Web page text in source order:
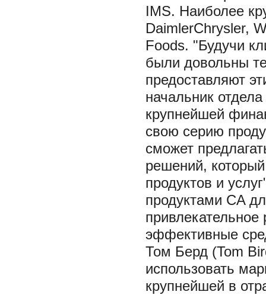
IMS. Наиболее
DaimlerChrysler,
Foods. "Будучи
были довольны
предоставляют
начальник
крупнейшей
свою серию
сможет
решений,
продуктов и
продуктами CA
эффективные
Том Берд (Tom
использовать
крупнейшей в